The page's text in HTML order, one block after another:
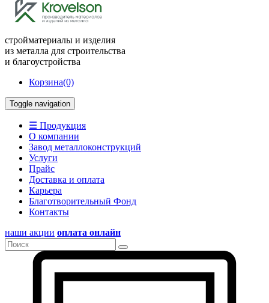
стройматериалы и изделия
из металла для строительства
и благоустройства
Корзина(0)
Toggle navigation
☰ Продукция
О компании
Завод металлоконструкций
Услуги
Прайс
Доставка и оплата
Карьера
Благотворительный Фонд
Контакты
наши акции оплата онлайн